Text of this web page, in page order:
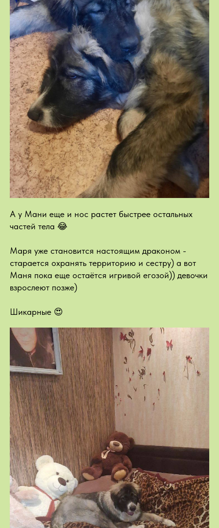
А у Мани еще и нос растет быстрее остальных
частей тела 😂
Маря уже становится настоящим драконом -
старается охранять территорию и сестру) а вот
Маня пока еще остаётся игривой егозой)) девочки
взрослеют позже)
Шикарные 😍